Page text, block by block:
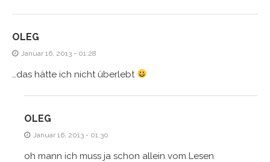
OLEG
Januar 16, 2013 - 01:28
…das hätte ich nicht überlebt
OLEG
Januar 16, 2013 - 01:30
oh mann ich muss ja schon allein vom Lesen